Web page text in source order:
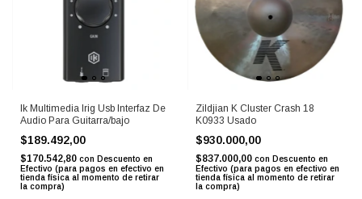
Ik Multimedia Irig Usb Interfaz De
Audio Para Guitarra/bajo
$189.492,00
$170.542,80 con Descuento en
Efectivo (para pagos en efectivo en
tienda física al momento de retirar
la compra)
Zildjian K Cluster Crash 18
K0933 Usado
$930.000,00
$837.000,00 con Descuento en
Efectivo (para pagos en efectivo en
tienda física al momento de retirar
la compra)